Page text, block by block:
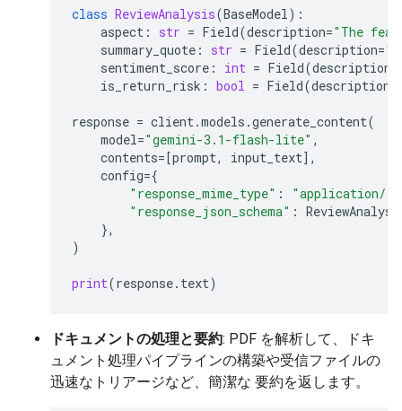
class ReviewAnalysis(BaseModel):
aspect : str = Field(description="The
summary_quote : str = Field(description=
sentiment_score : int = Field(description
is_return_risk : bool = Field(description
response = client.models .generate_content(
model="gemini-3.1-flash-lite" ,
contents=[prompt, input_text],
config={
"response_mime_type" :
"application/
"response_json_schema" :
},
)
print(response. text)
ドキュメントの処理と要約: PDF を解析して、ドキ
ュメント処理パイプラインの構築や受信ファイルの
迅速なトリアージなど、簡潔な 要約を返します。